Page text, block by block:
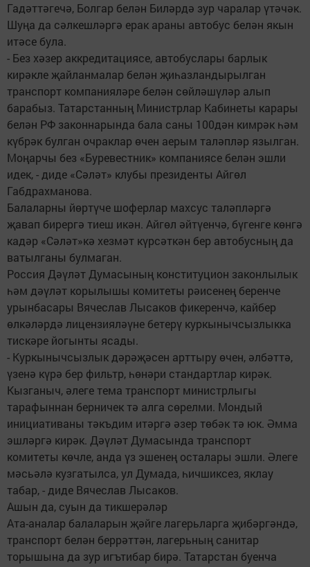
Гадәттәгечә, Болгар белән Биләрдә зур чаралар үтәчәк.
Шуңа да сәлкешләргә ерак араны автобус белән якын
итәсе була.
- Без хәзер аккредитациясе, автобуслары барлык
кирәкле җайланмалар белән җиһазландырылган
транспорт компанияләре белән сөйләшүләр алып
барабыз. Татарстанның Министрлар Кабинеты карары
белән РФ законнарында бала саны 100дән кимрәк һәм
күбрәк булган очраклар өчен аерым таләпләр язылган.
Моңарчы без «Буревестник» компаниясе белән эшли
идек, - диде «Сәләт» клубы президенты Айгөл
Габдрахманова.
Балаларны йөртүче шоферлар махсус таләпләргә
җавап бирергә тиеш икән. Айгөл әйтүенчә, бүгенге көнгә
кадәр «Сәләт»кә хезмәт күрсәткән бер автобусның да
ватылганы булмаган.
Россия Дәүләт Думасының конституцион законлылык
һәм дәүләт корылышы комитеты рәисенең беренче
урынбасары Вячеслав Лысаков фикеренчә, кайбер
өлкәләрдә лицензияләүне бетерү куркынычсызлыкка
тискәре йогынты ясады.
- Куркынычсызлык дәрәҗәсен арттыру өчен, әлбәттә,
үзенә күрә бер фильтр, һөнәри стандартлар кирәк.
Кызганыч, әлеге тема транспорт министрлыгы
тарафыннан берничек тә алга сөрелми. Мондый
инициативаны тәкъдим итәргә әзер төбәк тә юк. Әмма
эшләргә кирәк. Дәүләт Думасында транспорт
комитеты көчле, анда үз эшенең осталары эшли. Әлеге
мәсьәлә кузгатылса, ул Думада, һичшиксез, яклау
табар, - диде Вячеслав Лысаков.
Ашын да, суын да тикшерәләр
Ата-аналар балаларын җәйге лагерьларга җибәргәндә,
транспорт белән беррәттән, лагерьның санитар
торышына да зур игътибар бирә. Татарстан буенча